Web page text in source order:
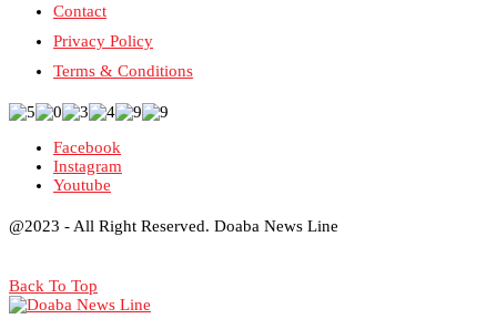
Contact
Privacy Policy
Terms & Conditions
Facebook
Instagram
Youtube
@2023 - All Right Reserved. Doaba News Line
Back To Top